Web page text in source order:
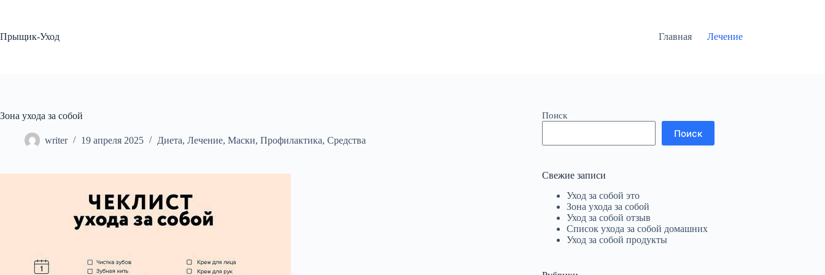
Прыщик-Уход
Главная Лечение
Зона ухода за собой
writer 19 апреля 2025 Диета, Лечение, Маски, Профилактика, Средства
Поиск
Поиск
Свежие записи
Уход за собой это
Зона ухода за собой
Уход за собой отзыв
Список ухода за собой домашних
Уход за собой продукты